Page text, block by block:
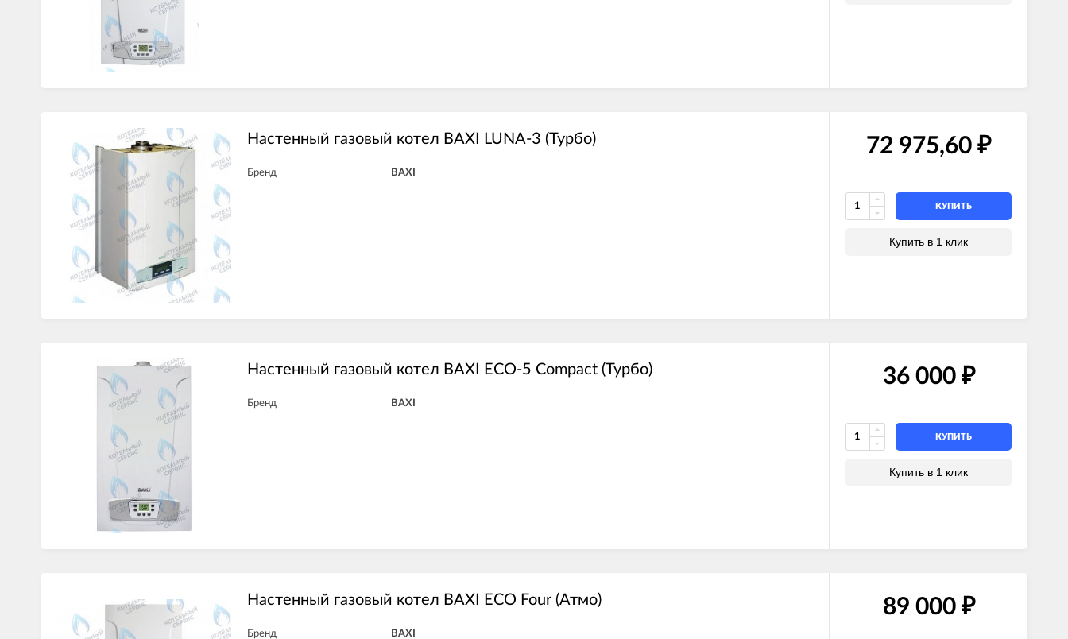
Настенный газовый котел BAXI LUNA-3 (Турбо)
Бренд BAXI
72 975,60 ₽
КУПИТЬ
Купить в 1 клик
Настенный газовый котел BAXI ECO-5 Compact (Турбо)
Бренд BAXI
36 000 ₽
КУПИТЬ
Купить в 1 клик
Настенный газовый котел BAXI ECO Four (Атмо)
Бренд BAXI
89 000 ₽